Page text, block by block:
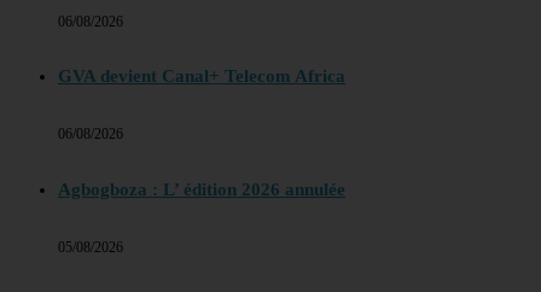
06/08/2026
GVA devient Canal+ Telecom Africa
06/08/2026
Agbogboza : L’ édition 2026 annulée
05/08/2026